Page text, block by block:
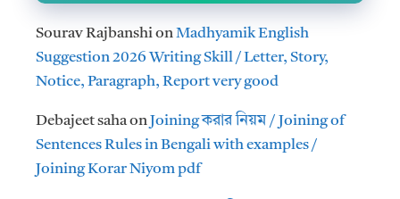
Sourav RajbanshionMadhyamik English
Suggestion 2026 Writing Skill / Letter, Story,
Notice, Paragraph, Report very good
Debajeet sahaonJoining করার নিয়ম / Joining of
Sentences Rules in Bengali with examples /
Joining Korar Niyom pdf